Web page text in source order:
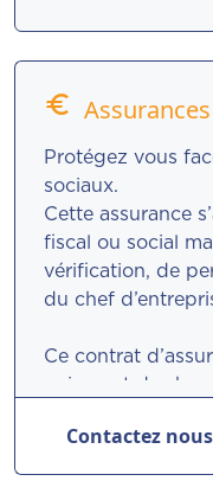
la possibilité de
souscrivez un
la retraite et de
euro
Protégez vous
sociaux.
Cette assurance
fiscal ou social
vérification, de
du chef
Ce contrat
paiement des
conseil extérieur,
et des honoraires
Contactez nous